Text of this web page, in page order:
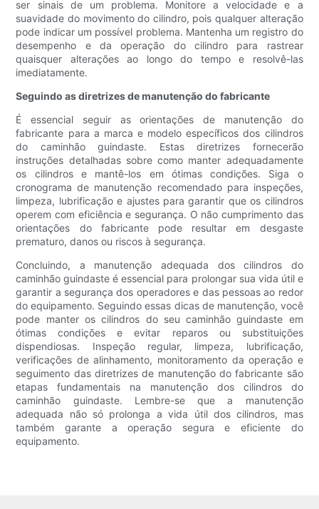
ser sinais de um problema. Monitore a velocidade e a
suavidade do movimento do cilindro, pois qualquer alteração
pode indicar um possível problema. Mantenha um registro do
desempenho e da operação do cilindro para rastrear
quaisquer alterações ao longo do tempo e resolvê-las
imediatamente.
Seguindo as diretrizes de manutenção do fabricante
É essencial seguir as orientações de manutenção do
fabricante para a marca e modelo específicos dos cilindros
do caminhão guindaste. Estas diretrizes fornecerão
instruções detalhadas sobre como manter adequadamente
os cilindros e mantê-los em ótimas condições. Siga o
cronograma de manutenção recomendado para inspeções,
limpeza, lubrificação e ajustes para garantir que os cilindros
operem com eficiência e segurança. O não cumprimento das
orientações do fabricante pode resultar em desgaste
prematuro, danos ou riscos à segurança.
Concluindo, a manutenção adequada dos cilindros do
caminhão guindaste é essencial para prolongar sua vida útil e
garantir a segurança dos operadores e das pessoas ao redor
do equipamento. Seguindo essas dicas de manutenção, você
pode manter os cilindros do seu caminhão guindaste em
ótimas condições e evitar reparos ou substituições
dispendiosas. Inspeção regular, limpeza, lubrificação,
verificações de alinhamento, monitoramento da operação e
seguimento das diretrizes de manutenção do fabricante são
etapas fundamentais na manutenção dos cilindros do
caminhão guindaste. Lembre-se que a manutenção
adequada não só prolonga a vida útil dos cilindros, mas
também garante a operação segura e eficiente do
equipamento.